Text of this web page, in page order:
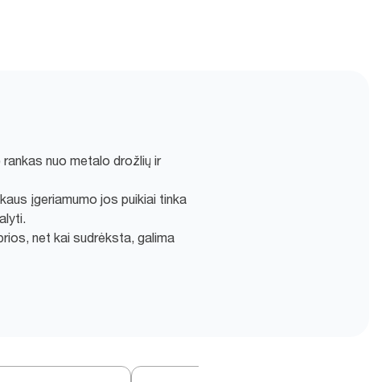
nuo metalo drožlių ir
įgeriamumo jos puikiai tinka
net kai sudrėksta, galima